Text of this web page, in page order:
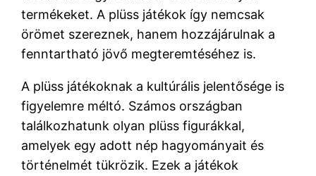
termékeket. A plüss játékok így nemcsak
örömet szereznek, hanem hozzájárulnak a
fenntartható jövő megteremtéséhez is.
A plüss játékoknak a kultúrális jelentősége is
figyelemre méltó. Számos országban
találkozhatunk olyan plüss figurákkal,
amelyek egy adott nép hagyományait és
történelmét tükrözik. Ezek a játékok